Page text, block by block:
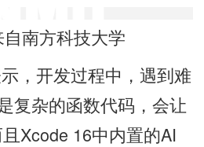
南方科技大学
开发过程中，遇到难
复杂的函数代码，会让
Xcode 16中内置的AI